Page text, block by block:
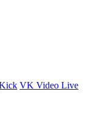
VK Video Live